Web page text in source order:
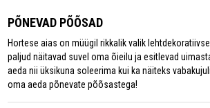
PÕNEVAD PÕÕSAD
Hortese aias on müügil rikkalik valik
paljud näitavad suvel oma õieilu ja esitlevad
aeda nii üksikuna soleerima kui ka näiteks
oma aeda põnevate põõsastega!